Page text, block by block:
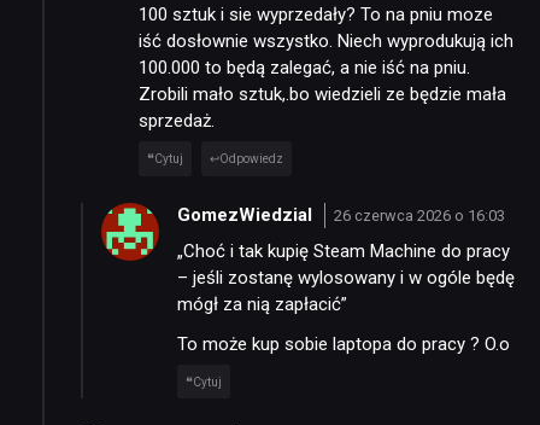
100 sztuk i sie wyprzedały? To na pniu moze
iść dosłownie wszystko. Niech wyprodukują ich
100.000 to będą zalegać, a nie iść na pniu.
Zrobili mało sztuk,.bo wiedzieli ze będzie mała
sprzedaż.
Cytuj Odpowiedz
GomezWiedzial 26 czerwca 2026 o 16:03
„Choć i tak kupię Steam Machine do pracy
– jeśli zostanę wylosowany i w ogóle będę
mógł za nią zapłacić”
To może kup sobie laptopa do pracy ? O.o
Cytuj